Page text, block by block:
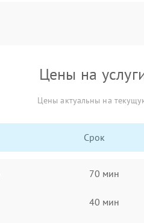
Цены на
Цены актуальны на
Срок
70 мин
40 мин